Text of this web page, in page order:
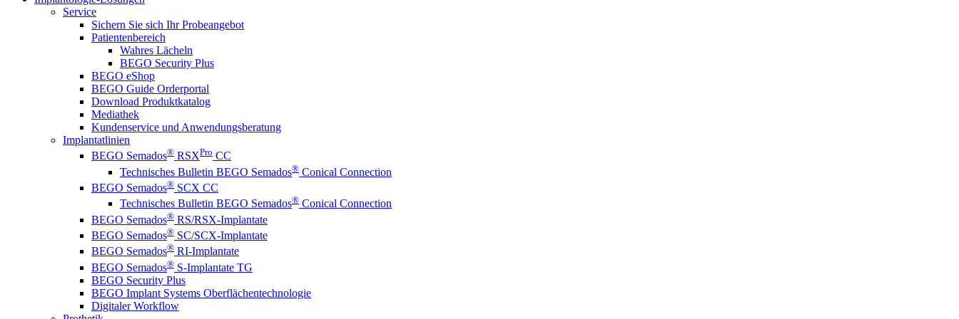
Service
Sichern Sie sich Ihr Probeangebot
Patientenbereich
Wahres Lächeln
BEGO Security Plus
BEGO eShop
BEGO Guide Orderportal
Download Produktkatalog
Mediathek
Kundenservice und Anwendungsberatung
Implantatlinien
BEGO Semados® RSXPro CC
Technisches Bulletin BEGO Semados® Conical Connection
BEGO Semados® SCX CC
Technisches Bulletin BEGO Semados® Conical Connection
BEGO Semados® RS/RSX-Implantate
BEGO Semados® SC/SCX-Implantate
BEGO Semados® RI-Implantate
BEGO Semados® S-Implantate TG
BEGO Security Plus
BEGO Implant Systems Oberflächentechnologie
Digitaler Workflow